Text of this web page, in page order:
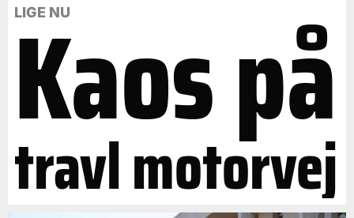
LIGE NU
Kaos på
travl motorvej